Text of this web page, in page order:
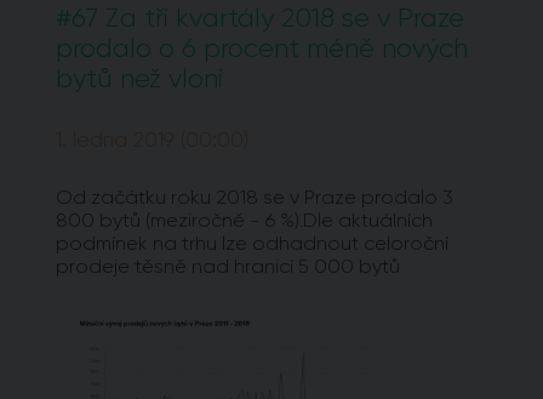
#67 Za tři kvartály 2018 se v Praze
prodalo o 6 procent méně nových
bytů než vloni
1. ledna 2019 (00:00)
Od začátku roku 2018 se v Praze prodalo 3
800 bytů (meziročně - 6 %).Dle aktuálních
podmínek na trhu lze odhadnout celoroční
prodeje těsně nad hranicí 5 000 bytů